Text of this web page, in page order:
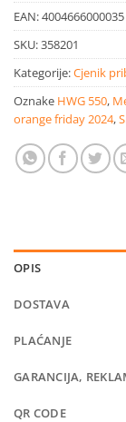
EAN:4004666000035
SKU:358201
Kategorije:Cjenik
Oznake HWG 550,
orange friday 2024,
OPIS
DOSTAVA
PLAĆANJE
GARANCIJA,
QR CODE